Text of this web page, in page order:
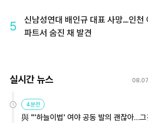
5
신남성연대 배인규 대표 사망…인천
파트서 숨진 채 발견
실시간 뉴스
4분전
與 "'하늘이법' 여야 공동 발의 괜찮아…